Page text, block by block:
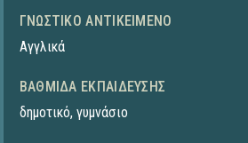
ΓΝΩΣΤΙΚΌ ΑΝΤΙΚΕΊΜΕΝΟ
Αγγλικά
ΒΑΘΜΊΔΑ ΕΚΠΑΊΔΕΥΣΗΣ
δημοτικό, γυμνάσιο